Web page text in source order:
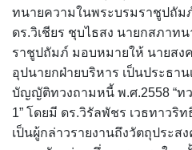
ทนายความในพระบรมราชูปถัม
ดร.วิเชียร ชุบไธสง นายกสภาท
ราชูปถัมภ์ มอบหมายให้ นายส
อุปนายกฝ่ายบริหาร เป็นประธา
บัญญัติทวงถามหนี้ พ.ศ.2558 “ท
1” โดยมี ดร.วิรัลพัชร เวธทาวริ
เป็นผู้กล่าวรายงานถึงวัตถุประส